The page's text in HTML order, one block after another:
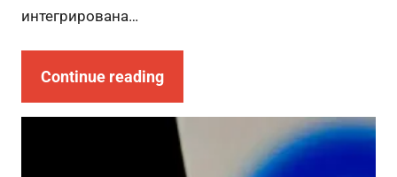
интегрирована…
Continue reading